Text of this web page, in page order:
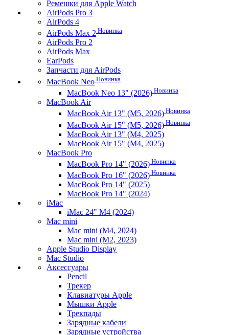
Ремешки для Apple Watch
AirPods Pro 3
AirPods 4
AirPods Max 2 Новинка
AirPods Pro 2
AirPods Max
EarPods
Запчасти для AirPods
MacBook Neo Новинка
MacBook Neo 13" (2026) Новинка
MacBook Air
MacBook Air 13" (M5, 2026) Новинка
MacBook Air 15" (M5, 2026) Новинка
MacBook Air 13" (M4, 2025)
MacBook Air 15" (M4, 2025)
MacBook Pro
MacBook Pro 14" (2026) Новинка
MacBook Pro 16" (2026) Новинка
MacBook Pro 14" (2025)
MacBook Pro 14" (2024)
iMac
iMac 24" M4 (2024)
Mac mini
Mac mini (M4, 2024)
Mac mini (M2, 2023)
Apple Studio Display
Mac Studio
Аксессуары
Pencil
Трекер
Клавиатуры Apple
Мышки Apple
Трекпады
Зарядные кабели
Зарядные устройства